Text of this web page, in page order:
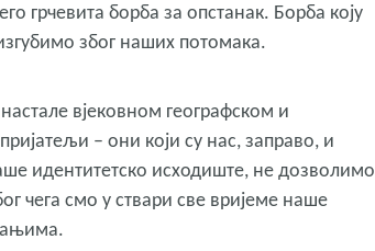
грчевита борба за опстанак. Борба коју
због наших потомака.
вјековном географском и
– они који су нас, заправо, и
идентитетско исходиште, не дозволимо
чега смо у ствари све вријеме наше